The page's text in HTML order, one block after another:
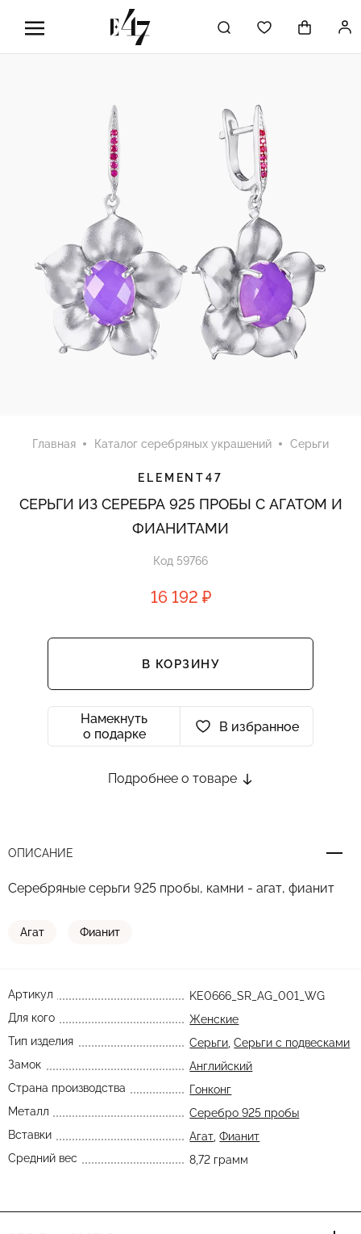
Главная Каталог серебряных украшений Серьги
ELEMENT47
СЕРЬГИ ИЗ СЕРЕБРА 925 ПРОБЫ С АГАТОМ И
ФИАНИТАМИ
Код 59766
16 192 ₽
В КОРЗИНУ
Намекнуть
о подарке
В избранное
Подробнее о товаре
ОПИСАНИЕ
Серебряные серьги 925 пробы, камни - агат, фианит
Агат Фианит
Артикул
KE0666_SR_AG_001_WG
Для кого
Женские
Тип изделия
Серьги ,Серьги с подвесками
Замок
Английский
Страна производства
Гонконг
Металл
Серебро 925 пробы
Вставки
Агат ,Фианит
Средний вес
8,72 грамм